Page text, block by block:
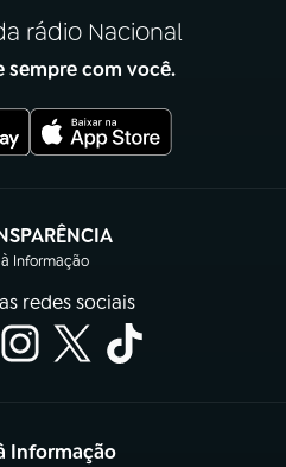
rádio Nacional
sempre com você.
Informação
(abre em nova aba)
redes sociais
Informação